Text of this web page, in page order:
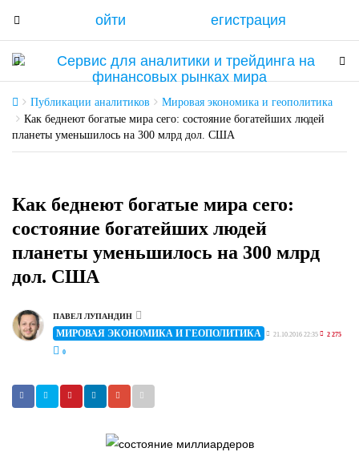
T
o
g
l
e
n
a
g
a
t
o
ойти егистрация
T
o
g
g
l
e
v
i
g
a
o
T
o
e
o
Публикации аналитиков
Мировая экономика и геополитика
Как беднеют богатые мира сего: состояние богатейших людей
планеты уменьшилось на 300 млрд дол. США
Как беднеют богатые мира сего:
состояние богатейших людей
планеты уменьшилось на 300 млрд
дол. США
ПАВЕЛ ЛУПАНДИН
МИРОВАЯ ЭКОНОМИКА И ГЕОПОЛИТИКА 21.10.2016 22:35 2 275
0